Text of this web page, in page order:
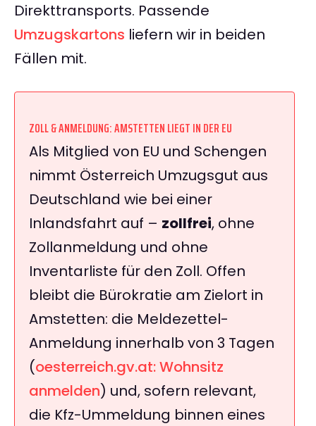
Direkttransports. Passende
Umzugskartons liefern wir in beiden
Fällen mit.
ZOLL & ANMELDUNG: AMSTETTEN LIEGT IN DER EU
Als Mitglied von EU und Schengen
nimmt Österreich Umzugsgut aus
Deutschland wie bei einer
Inlandsfahrt auf – zollfrei, ohne
Zollanmeldung und ohne
Inventarliste für den Zoll. Offen
bleibt die Bürokratie am Zielort in
Amstetten: die Meldezettel-
Anmeldung innerhalb von 3 Tagen
(oesterreich.gv.at: Wohnsitz
anmelden) und, sofern relevant,
die Kfz-Ummeldung binnen eines